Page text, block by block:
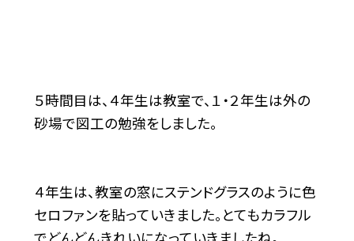
５時間目は、４年生は教室で、１・２年生は外の
砂場で図工の勉強をしました。
４年生は、教室の窓にステンドグラスのように色
セロファンを貼っていきました。とてもカラフル